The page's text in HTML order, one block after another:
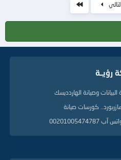
رؤيــة
وصيانة الهاردديسك
كورسات صيانة